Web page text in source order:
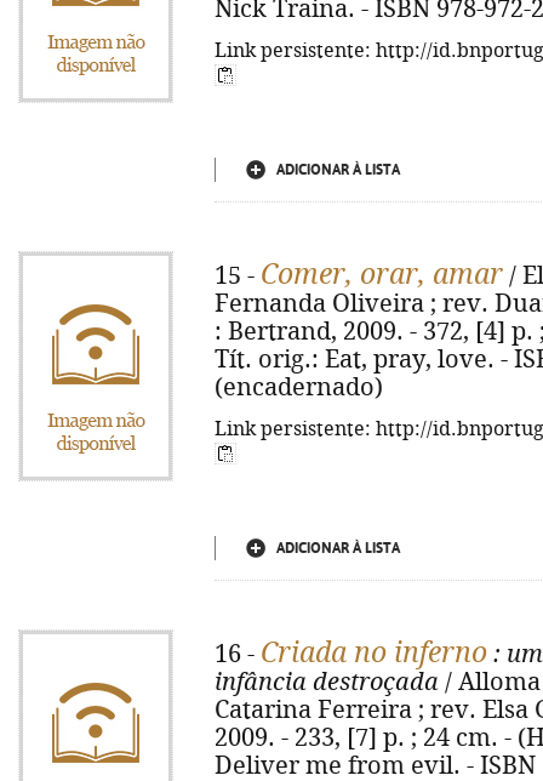
Nick Traina. - ISBN 978-972-
Link persistente: http://
ADICIONAR À LISTA
15 - Comer, orar, amar /
Fernanda Oliveira ; rev.
: Bertrand, 2009. - 372, [4]
Tít. orig.: Eat, pray, love. -
(encadernado)
Link persistente: http://
ADICIONAR À LISTA
16 - Criada no inferno :
infância destroçada /
Catarina Ferreira ; rev. Elsa
2009. - 233, [7] p. ; 24 cm. -
Deliver me from evil. - ISBN